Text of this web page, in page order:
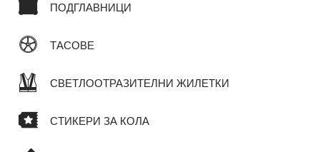
ПОДГЛАВНИЦИ
ТАСОВЕ
СВЕТЛООТРАЗИТЕЛНИ ЖИЛЕТКИ
СТИКЕРИ ЗА КОЛА